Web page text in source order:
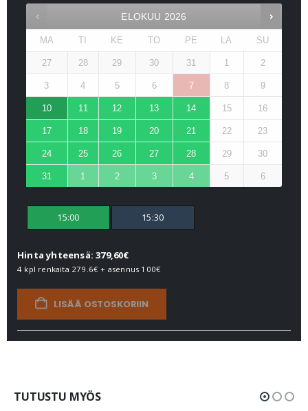
ELOKUU 2026
MA TI KE TO PE LA SU
27 28 29 30 31 1 2
3 4 5 6 7 8 9
10 11 12 13 14 15 16
17 18 19 20 21 22 23
24 25 26 27 28 29 30
31 1 2 3 4 5 6
15:00 15:30
Hinta yhteensä: 379,60€
4 kpl renkaita 279.6€ + asennus 100€
LISÄÄ OSTOSKORIIN
TUTUSTU MYÖS